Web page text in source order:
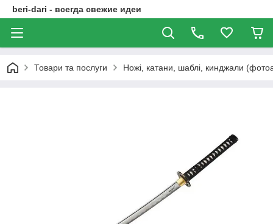
beri-dari - всегда свежие идеи
Товари та послуги Ножі, катани, шаблі, кинджали